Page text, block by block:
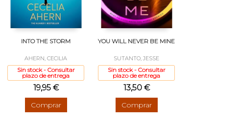
INTO THE STORM
AHERN, CECILIA
Sin stock - Consultar
plazo de entrega
19,95 €
Comprar
YOU WILL NEVER BE MINE
SUTANTO, JESSE
Sin stock - Consultar
plazo de entrega
13,50 €
Comprar